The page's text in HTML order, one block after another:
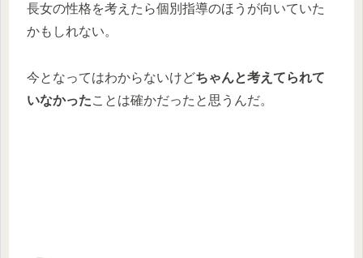
長女の性格を考えたら個別指導のほうが向いていた
かもしれない。
今となってはわからないけどちゃんと考えてられて
いなかったことは確かだったと思うんだ。